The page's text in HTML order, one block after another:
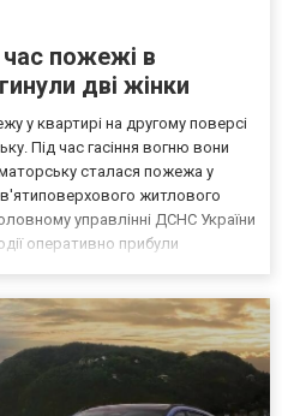
пожежі в
дві жінки
у квартирі на другому поверсі
Під час гасіння вогню вони
сталася пожежа у
житлового
управлінні ДСНС України
оперативно прибули